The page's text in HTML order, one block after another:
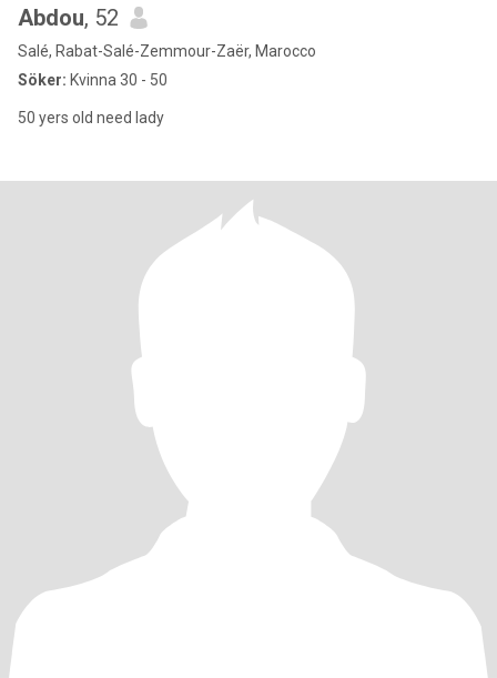
Abdou, 52
Salé, Rabat-Salé-Zemmour-Zaër, Marocco
Söker: Kvinna 30 - 50
50 yers old need lady